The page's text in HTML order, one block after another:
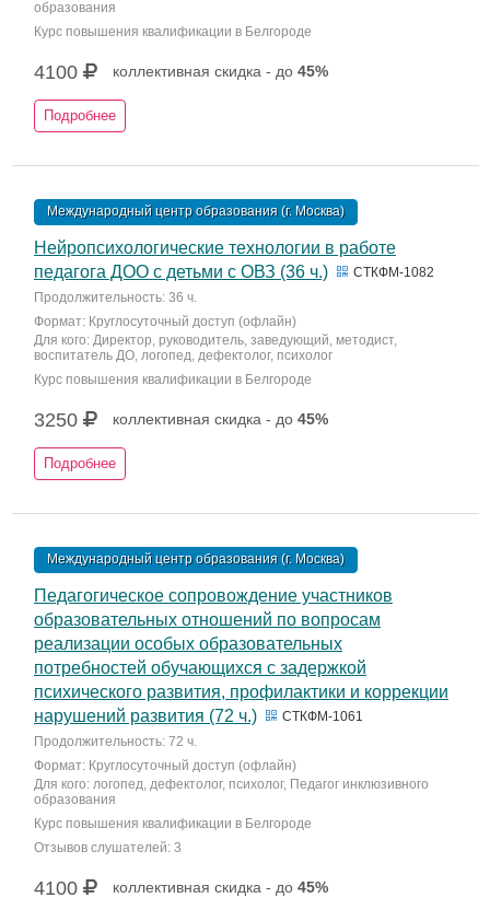
образования
Курс повышения квалификации в Белгороде
4100 коллективная скидка - до 45%
Подробнее
Международный центр образования (г. Москва)
Нейропсихологические технологии в работе
педагога ДОО с детьми с ОВЗ (36 ч.)
СТКФМ-1082
Продолжительность: 36 ч.
Формат: Круглосуточный доступ (офлайн)
Для кого: Директор, руководитель, заведующий, методист,
воспитатель ДО, логопед, дефектолог, психолог
Курс повышения квалификации в Белгороде
3250 коллективная скидка - до 45%
Подробнее
Международный центр образования (г. Москва)
Педагогическое сопровождение участников
образовательных отношений по вопросам
реализации особых образовательных
потребностей обучающихся с задержкой
психического развития, профилактики и коррекции
нарушений развития (72 ч.)
СТКФМ-1061
Продолжительность: 72 ч.
Формат: Круглосуточный доступ (офлайн)
Для кого: логопед, дефектолог, психолог, Педагог инклюзивного
образования
Курс повышения квалификации в Белгороде
Отзывов слушателей: 3
4100 коллективная скидка - до 45%